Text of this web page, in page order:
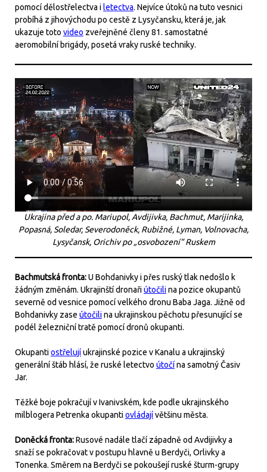
pomocí dělostřelectva iletectva. Nejvíce útoků na tuto vesnici
probíhá z jihovýchodu po cestě z Lysyčansku, která je, jak
ukazuje toto video zveřejněné členy 81. samostatné
aeromobilní brigády, posetá vraky ruské techniky.
Ukrajina před a po. Mariupol, Avdijivka, Bachmut, Marijinka,
Popasná, Soledar, Severodoněck, Rubižné, Lyman, Volnovacha,
Lysyčansk, Orichiv po „osvobození“ Ruskem
Bachmutská fronta:U Bohdanivky i přes ruský tlak nedošlo k
žádným změnám. Ukrajinští dronařiútočilina pozice okupantů
severně od vesnice pomocí velkého dronu Baba Jaga. Jižně od
Bohdanivky zase útočilina ukrajinskou pěchotu přesunující se
podél železniční tratě pomocí dronů okupanti.
Okupantiostřelujíukrajinské pozice v Kanalu a ukrajinský
generální štáb hlásí, že ruské letectvo útočína samotný Časiv
Jar.
Těžké boje pokračují v Ivanivském, kde podle ukrajinského
milblogera Petrenka okupantiovládajívětšinu města.
Doněcká fronta:Rusové nadále tlačí západně od Avdijivky a
snaží se pokračovat v postupu hlavně u Berdyči, Orlivky a
Tonenka. Směrem na Berdyči se pokoušejí ruské šturm-grupy